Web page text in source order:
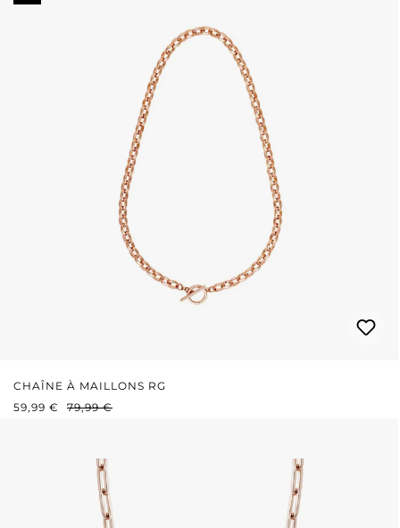
CHAÎNE À MAILLONS RG
PRIX DE VENTE :
59,99 € PRIX RÉGULIER :
79,99 €